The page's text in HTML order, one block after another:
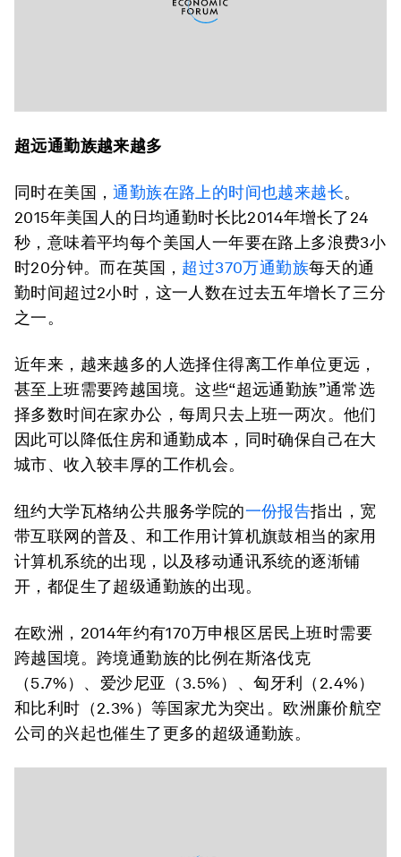
超远通勤族越来越多
同时在美国，通勤族在路上的时间也越来越长。
2015年美国人的日均通勤时长比2014年增长了24
秒，意味着平均每个美国人一年要在路上多浪费3小
时20分钟。而在英国， 超过370万通勤族每天的通
勤时间超过2小时，这一人数在过去五年增长了三分
之一。
近年来，越来越多的人选择住得离工作单位更远，
甚至上班需要跨越国境。这些“超远通勤族”通常选
择多数时间在家办公，每周只去上班一两次。他们
因此可以降低住房和通勤成本，同时确保自己在大
城市、收入较丰厚的工作机会。
纽约大学瓦格纳公共服务学院的一份报告指出，宽
带互联网的普及、和工作用计算机旗鼓相当的家用
计算机系统的出现，以及移动通讯系统的逐渐铺
开，都促生了超级通勤族的出现。
在欧洲，2014年约有170万申根区居民上班时需要
跨越国境。跨境通勤族的比例在斯洛伐克
（5.7%）、爱沙尼亚（3.5%）、匈牙利（2.4%）
和比利时（2.3%）等国家尤为突出。欧洲廉价航空
公司的兴起也催生了更多的超级通勤族。